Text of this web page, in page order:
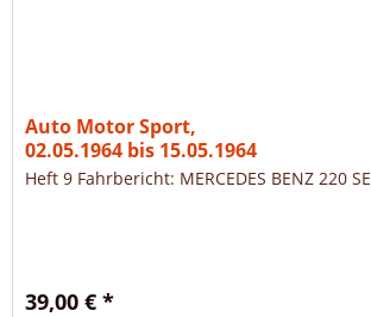
Auto Motor Sport,
02.05.1964 bis 15.05.1964
Heft 9 Fahrbericht: MERCEDES BENZ 220 SE
39,00 € *